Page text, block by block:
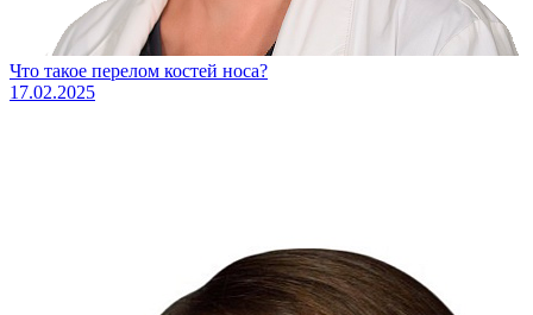
Что такое перелом костей носа?
17.02.2025